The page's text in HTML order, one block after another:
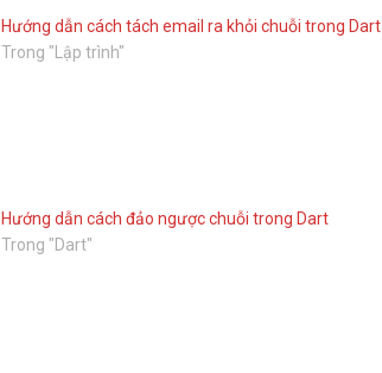
Hướng dẫn cách tách email ra khỏi chuỗi trong Dart
Trong "Lập trình"
Hướng dẫn cách đảo ngược chuỗi trong Dart
Trong "Dart"